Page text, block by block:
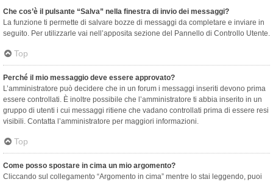
Che cos’è il pulsante “Salva” nella finestra di invio dei messaggi?
La funzione ti permette di salvare bozze di messaggi da completare e inviare in
seguito. Per utilizzarle vai nell’apposita sezione del Pannello di Controllo Utente.
Top
Perché il mio messaggio deve essere approvato?
L’amministratore può decidere che in un forum i messaggi inseriti devono prima
essere controllati. È inoltre possibile che l’amministratore ti abbia inserito in un
gruppo di utenti i cui messaggi ritiene che vadano controllati prima di essere resi
visibili. Contatta l’amministratore per maggiori informazioni.
Top
Come posso spostare in cima un mio argomento?
Cliccando sul collegamento “Argomento in cima” mentre lo stai leggendo, puoi